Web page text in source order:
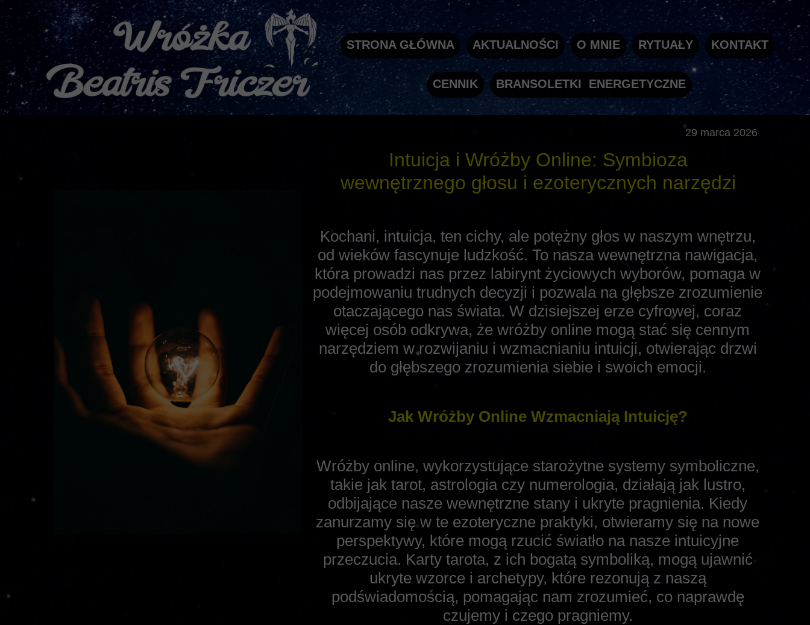
Intuicja i Wróżby Online: Symbioza
wewnętrznego głosu i ezoterycznych narzędzi
29 marca 2026
Kochani, intuicja, ten cichy, ale potężny głos w naszym wnętrzu,
od wieków fascynuje ludzkość. To nasza wewnętrzna nawigacja,
która prowadzi nas przez labirynt życiowych wyborów, pomaga w
podejmowaniu trudnych decyzji i pozwala na głębsze zrozumienie
otaczającego nas świata. W dzisiejszej erze cyfrowej, coraz
więcej osób odkrywa, że wróżby online mogą stać się cennym
narzędziem w rozwijaniu i wzmacnianiu intuicji, otwierając drzwi
do głębszego zrozumienia siebie i swoich emocji.
Jak Wróżby Online Wzmacniają Intuicję?
Wróżby online, wykorzystujące starożytne systemy symboliczne,
takie jak tarot, astrologia czy numerologia, działają jak lustro,
odbijające nasze wewnętrzne stany i ukryte pragnienia. Kiedy
zanurzamy się w te ezoteryczne praktyki, otwieramy się na nowe
perspektywy, które mogą rzucić światło na nasze intuicyjne
przeczucia. Karty tarota, z ich bogatą symboliką, mogą ujawnić
ukryte wzorce i archetypy, które rezonują z naszą
podświadomością, pomagając nam zrozumieć, co naprawdę
czujemy i czego pragniemy.
CENNIK BRANSOLETKI ENERGETYCZNE
STRONA GŁÓWNA AKTUALNOŚCI O MNIE RYTUAŁY KONTAKT